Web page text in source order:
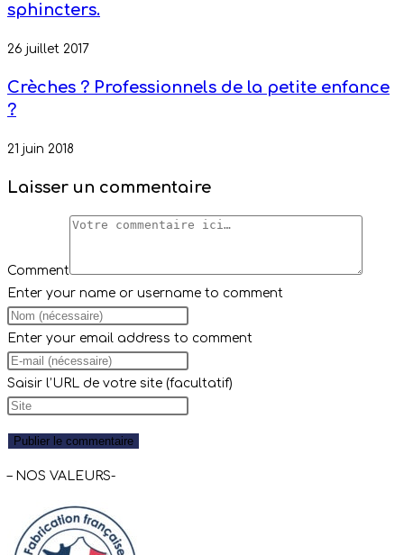
sphincters.
26 juillet 2017
Crèches ? Professionnels de la petite enfance
?
21 juin 2018
Laisser un commentaire
Comment
Enter your name or username to comment
Enter your email address to comment
Saisir l’URL de votre site (facultatif)
– NOS VALEURS-